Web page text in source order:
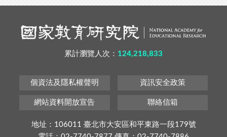
累計瀏覽人次： 124,218,833
個資法及隱私權聲明 資訊安全政策
網站資料開放宣告 聯絡信箱
地址：106011 臺北市大安區和平東路一段179號